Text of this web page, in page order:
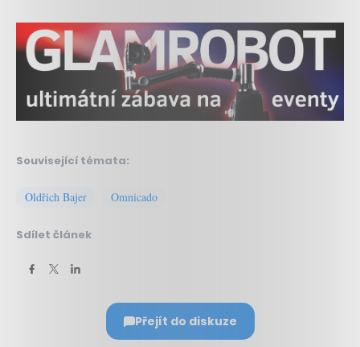
Související témata:
Oldřich Bajer Omnicado
Sdílet článek
Přejít do diskuze